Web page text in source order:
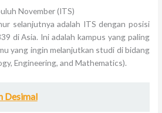
November (ITS)
selanjutnya adalah ITS dengan posisi
di Asia. Ini adalah kampus yang paling
yang ingin melanjutkan studi di bidang
Engineering, and Mathematics).
Desimal